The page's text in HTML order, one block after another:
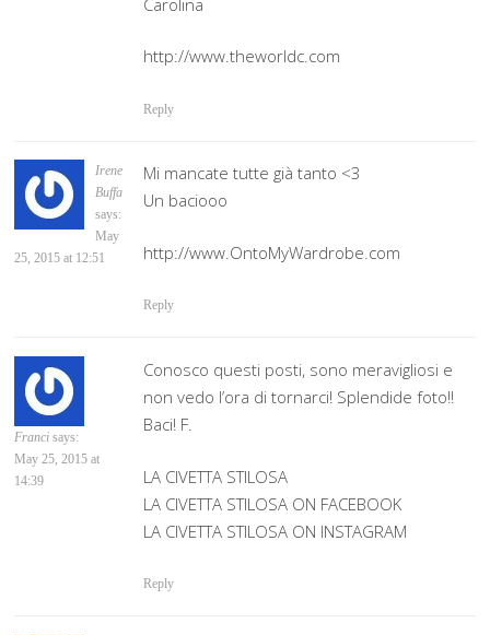
http://www.theworldc.com
Reply
Irene
Buffa
says:
May
25, 2015 at 12:51
Mi mancate tutte già tanto <3
Un baciooo
http://www.OntoMyWardrobe.com
Reply
Franci says:
May 25, 2015 at
14:39
Conosco questi posti, sono meravigliosi e
non vedo l’ora di tornarci! Splendide foto!!
Baci! F.
‪LA CIVETTA STILOSA
LA CIVETTA STILOSA ON FACEBOOK
LA CIVETTA STILOSA ON INSTAGRAM
Reply